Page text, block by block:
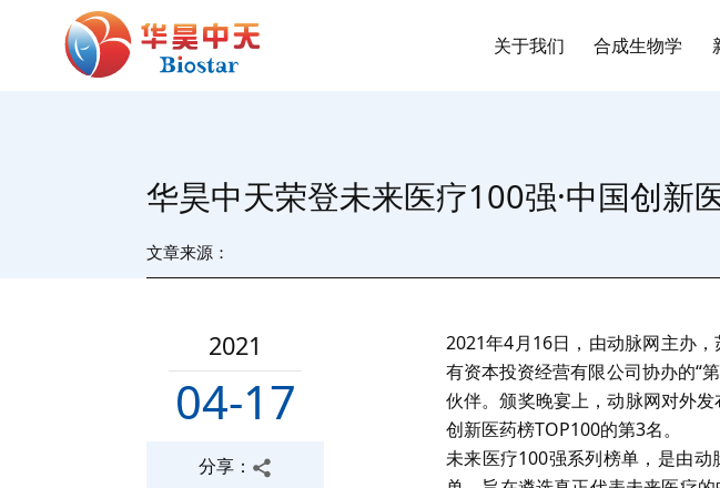
关于我们 合成生物学
华昊中天荣登未来医疗100强·中国创新
文章来源：
2021
04-17
分享：
2021年4月16日，由动脉网主办
有资本投资经营有限公司协办的“
伙伴。颁奖晚宴上，动脉网对外
创新医药榜TOP100的第3名。
未来医疗100强系列榜单，是由